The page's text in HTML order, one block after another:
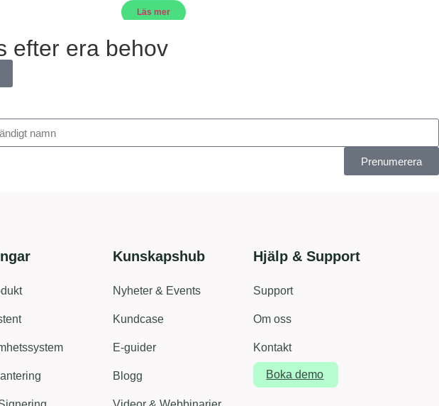
Läs mer
efter era behov
Prenumerera
Kunskapshub
Nyheter & Events
Kundcase
E-guider
Blogg
Hjälp & Support
Support
Om oss
Kontakt
Boka demo